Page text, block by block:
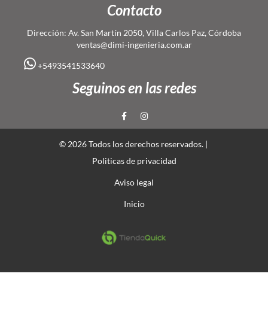
Contacto
Dirección: Av. San Martín 2050, Villa Carlos Paz, Córdoba
ventas@dimi-ingenieria.com.ar
+5493541533640
Seguinos en las redes
© 2026 Todos los derechos reservados. |
Politicas de privacidad
Aviso legal
Inicio